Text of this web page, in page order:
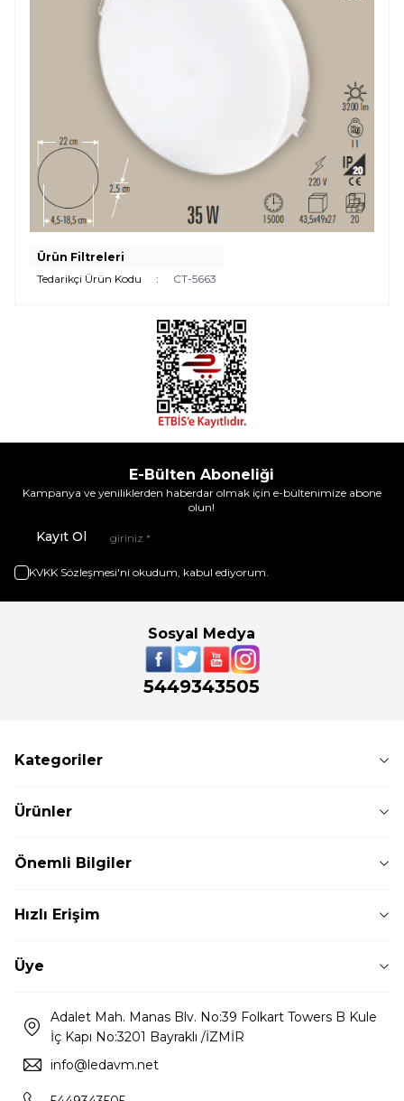
Ürün Filtreleri
Tedarikçi Ürün Kodu
: CT-5663
E-Bülten Aboneliği
Kampanya ve yeniliklerden haberdar olmak için e-bültenimize abone
olun!
Kayıt Ol
KVKK Sözleşmesi'ni okudum, kabul ediyorum.
Sosyal Medya
5449343505
Kategoriler
Ürünler
Önemli Bilgiler
Hızlı Erişim
Üye
Adalet Mah. Manas Blv. No:39 Folkart Towers B Kule
İç Kapı No:3201 Bayraklı /İZMİR
info@ledavm.net